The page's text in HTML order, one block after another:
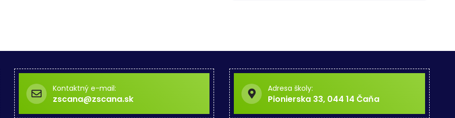
Kontaktný e-mail:
zscana@zscana.sk
Adresa školy:
Pionierska 33, 044 14 Čaňa